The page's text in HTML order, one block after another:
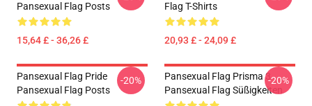
Pansexual Flag Posts
15,64 £ - 36,26 £
Flag T-Shirts
20,93 £ - 24,09 £
Pansexual Flag Pride
Pansexual Flag Posts
-20%
Pansexual Flag Prisma 3
Pansexual Flag Süßigkeiten
-20%